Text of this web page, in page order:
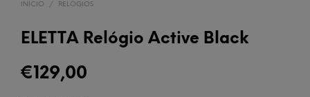
INÍCIO / RELÓGIOS
ELETTA Relógio Active Black
€129,00